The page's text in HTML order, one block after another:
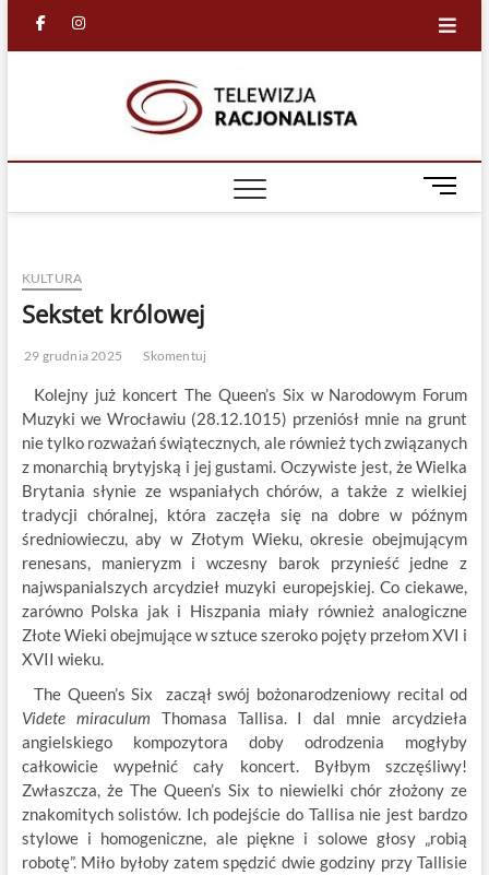
facebook
in
M
e
n
KULTURA
Sekstet królowej
29 grudnia 2025 Skomentuj
Kolejny już koncert The Queen’s Six w Narodowym Forum
Muzyki we Wrocławiu (28.12.1015) przeniósł mnie na grunt
nie tylko rozważań świątecznych, ale również tych związanych
z monarchią brytyjską i jej gustami. Oczywiste jest, że Wielka
Brytania słynie ze wspaniałych chórów, a także z wielkiej
tradycji chóralnej, która zaczęła się na dobre w późnym
średniowieczu, aby w Złotym Wieku, okresie obejmującym
renesans, manieryzm i wczesny barok przynieść jedne z
najwspanialszych arcydzieł muzyki europejskiej. Co ciekawe,
zarówno Polska jak i Hiszpania miały również analogiczne
Złote Wieki obejmujące w sztuce szeroko pojęty przełom XVI i
XVII wieku.
The Queen’s Six zaczął swój bożonarodzeniowy recital od
Videte miraculum Thomasa Tallisa. I dal mnie arcydzieła
angielskiego kompozytora doby odrodzenia mogłyby
całkowicie wypełnić cały koncert. Byłbym szczęśliwy!
Zwłaszcza, że The Queen’s Six to niewielki chór złożony ze
znakomitych solistów. Ich podejście do Tallisa nie jest bardzo
stylowe i homogeniczne, ale piękne i solowe głosy „robią
robotę”. Miło byłoby zatem spędzić dwie godziny przy Tallisie